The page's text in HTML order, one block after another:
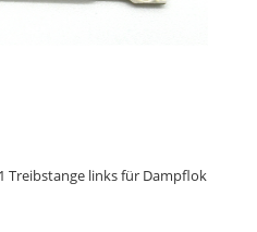
Treibstange links für Dampflok